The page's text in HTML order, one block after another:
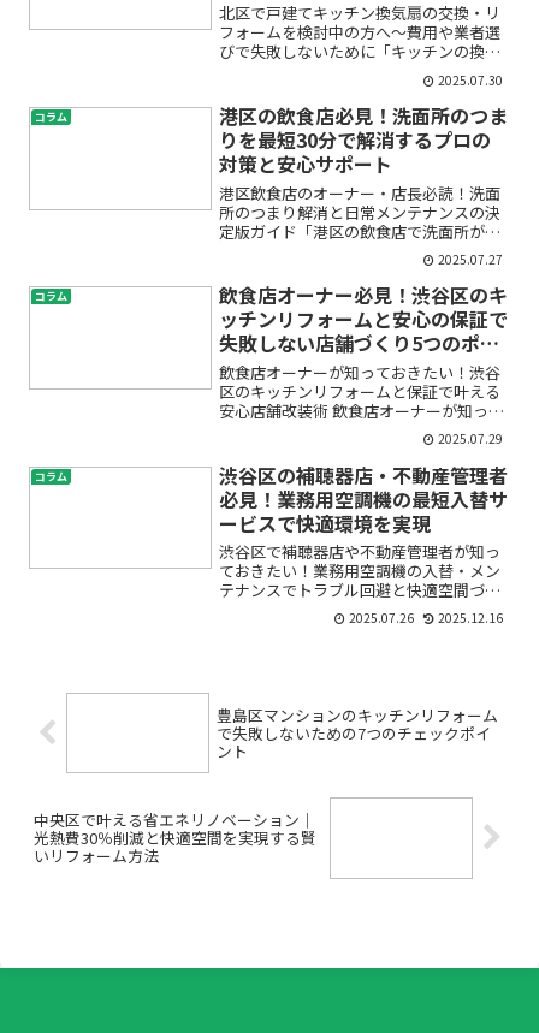
北区で戸建てキッチン換気扇の交換・リ
フォームを検討中の方へ〜費用や業者選
びで失敗しないために「キッチンの換気
扇が古くてうるさい」「最近、油汚れや
臭いが気になる」「戸建てのレンジフー
ドを交換したいけど、費用や工事内容が
不安」——そんなお悩みを...
2025.07.30
コラム
港区の飲食店必見！洗面所のつま
りを最短30分で解消するプロの
対策と安心サポート
港区飲食店のオーナー・店長必読！洗面
所のつまり解消と日常メンテナンスの決
定版ガイド「港区の飲食店で洗面所が急
につまってしまい、お客様にご迷惑をか
けてしまった…」「業者に頼むべき？自
分たちでできる対策は？」そんな不安や
疑問をお持ちではありませ...
2025.07.27
コラム
飲食店オーナー必見！渋谷区のキ
ッチンリフォームと安心の保証で
失敗しない店舗づくり5つのポイ
ント
飲食店オーナーが知っておきたい！渋谷
区のキッチンリフォームと保証で叶える
安心店舗改装術 飲食店オーナーが知って
おきたい！渋谷区のキッチンリフォーム
と保証で叶える安心店舗改装術 「そろそ
ろお店のキッチンをリフォームしたいけ
ど、何から始めればい...
2025.07.29
コラム
渋谷区の補聴器店・不動産管理者
必見！業務用空調機の最短入替サ
ービスで快適環境を実現
渋谷区で補聴器店や不動産管理者が知っ
ておきたい！業務用空調機の入替・メン
テナンスでトラブル回避と快適空間づく
りの秘訣「店内の空調が効きにくい」
「急な故障でお客様やテナントに迷惑を
2025.07.26 2025.12.16
豊島区マンションのキッチンリフォーム
で失敗しないための7つのチェックポイ
ント
中央区で叶える省エネリノベーション｜
光熱費30％削減と快適空間を実現する賢
いリフォーム方法